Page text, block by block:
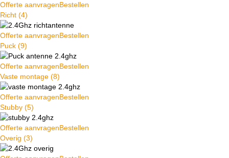
Offerte aanvragenBestellen
Richt (4)
Offerte aanvragenBestellen
Puck (9)
Offerte aanvragenBestellen
Vaste montage (8)
Offerte aanvragenBestellen
Stubby (5)
Offerte aanvragenBestellen
Overig (3)